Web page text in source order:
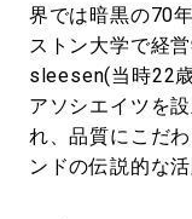
界では暗黒の70
ストン大学で経
sleesen(当時22
アソシエイツを
れ、品質にこだ
ンドの伝説的な